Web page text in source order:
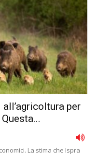
per
La stima che Ispra